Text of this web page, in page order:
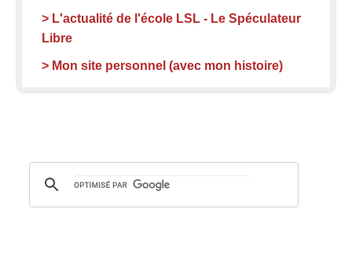
> L'actualité de l'école LSL - Le Spéculateur
Libre
> Mon site personnel (avec mon histoire)